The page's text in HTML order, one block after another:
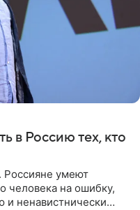
в Россию тех, кто
умеют
человека на ошибку,
и ненавистнически